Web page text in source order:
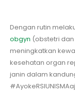
Dengan rutin
obgyn (obstetri
meningkatkan
kesehatan organ
janin dalam